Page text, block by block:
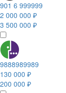
901 6 999999
2 000 000 ₽
3 500 000 ₽
9888989989
130 000 ₽
200 000 ₽